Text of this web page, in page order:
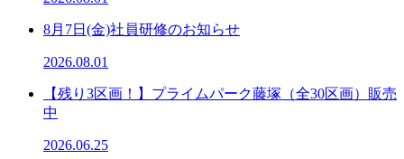
8月7日(金)社員研修のお知らせ
2026.08.01
【残り3区画！】プライムパーク藤塚（全30区画）販売
中
2026.06.25